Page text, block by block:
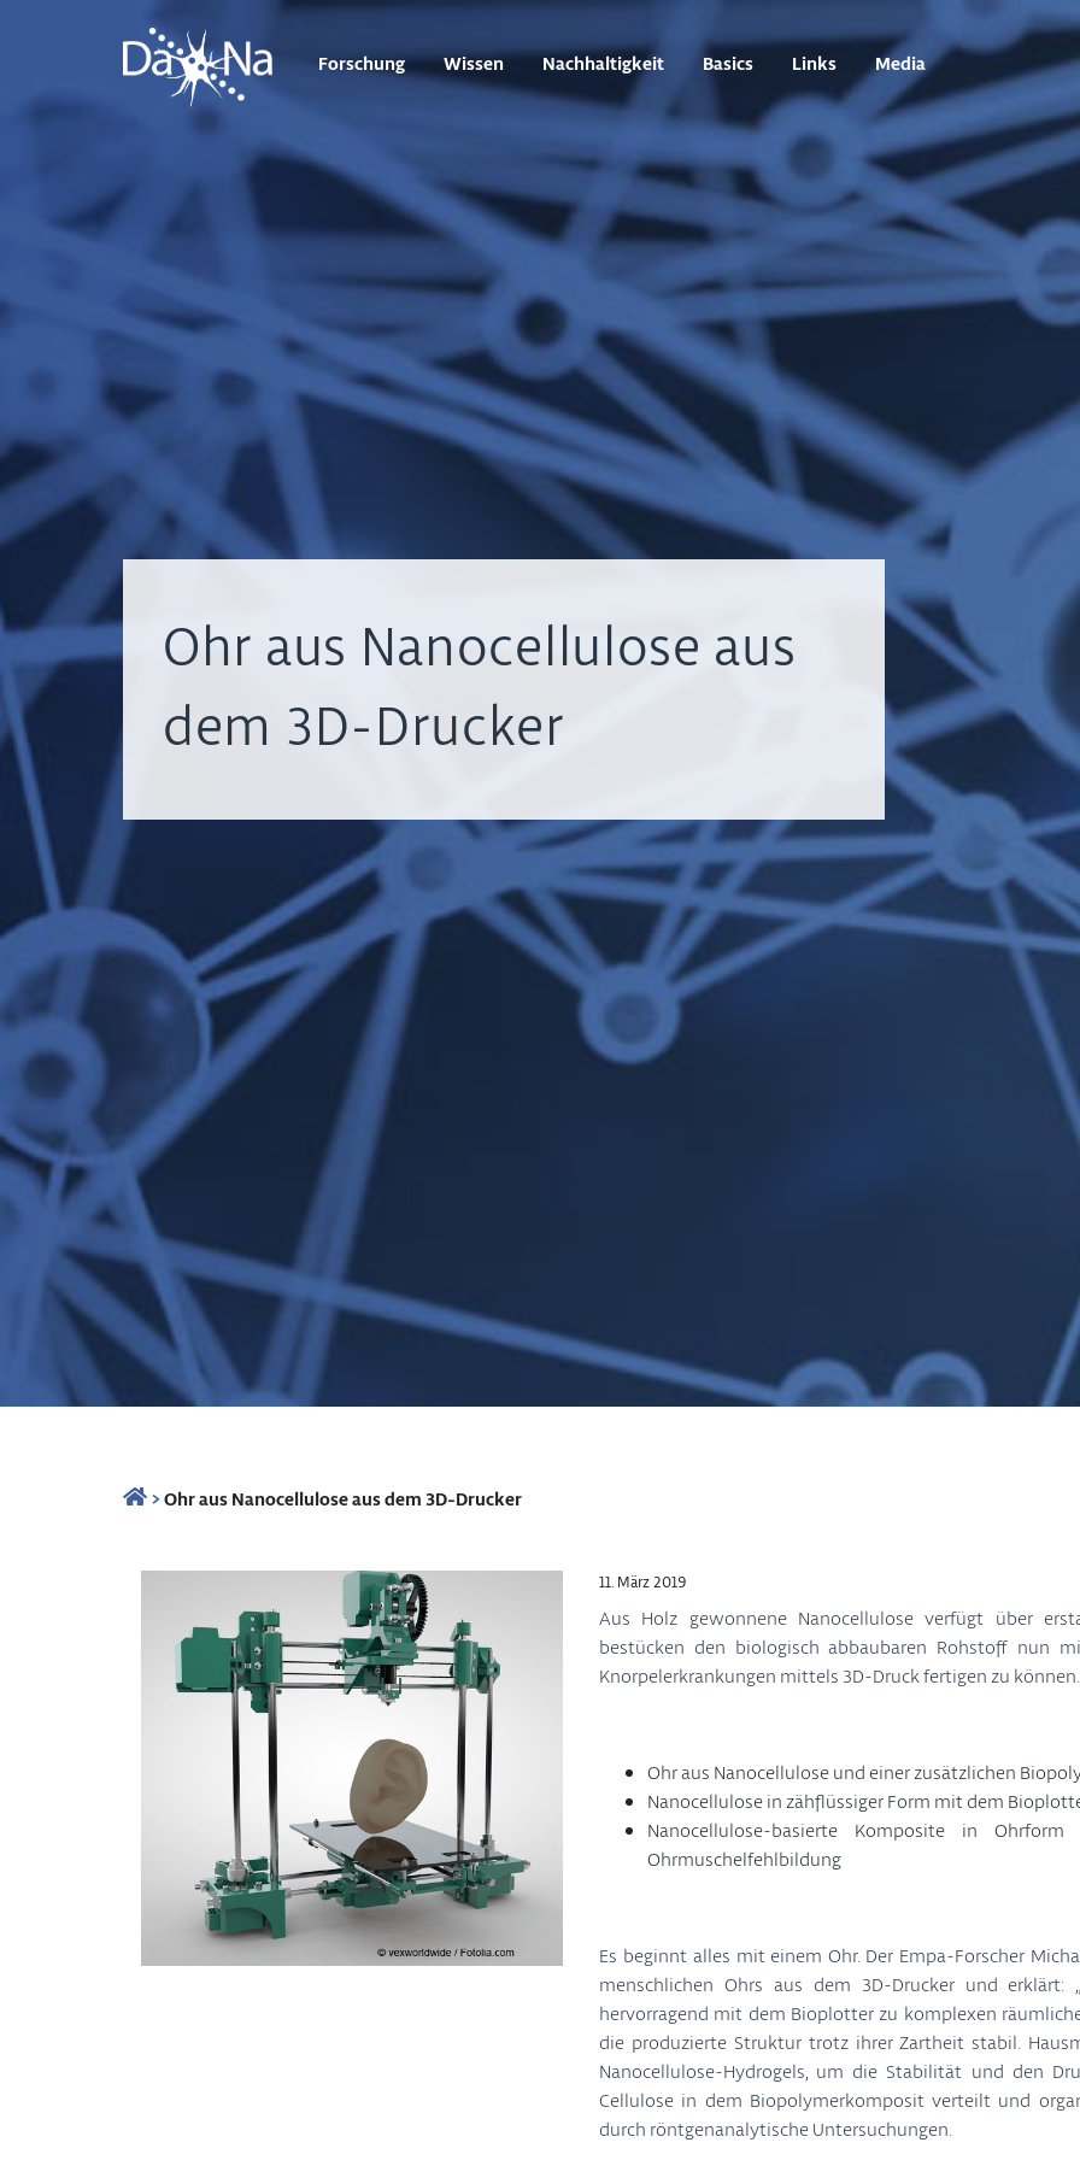
Forschung Wissen Nachhaltigkeit Basics Links Media
Ohr aus Nanocellulose aus
dem 3D-Drucker
>Ohr aus Nanocellulose aus dem 3D-Drucker
11. März 2019
Aus Holz gewonnene Nanocellulose verfügt über
bestücken den biologisch abbaubaren Rohstoff nun
Knorpelerkrankungen mittels 3D-Druck fertigen zu können.
Ohr aus Nanocellulose und einer zusätzlichen
Nanocellulose in zähflüssiger Form mit dem
Nanocellulose-basierte Komposite in
Ohrmuschelfehlbildung
Es beginnt alles mit einem Ohr. Der Empa-Forscher
menschlichen Ohrs aus dem 3D-Drucker und erklärt:
hervorragend mit dem Bioplotter zu komplexen
die produzierte Struktur trotz ihrer Zartheit stabil.
Nanocellulose-Hydrogels, um die Stabilität und den
Cellulose in dem Biopolymerkomposit verteilt und
durch röntgenanalytische Untersuchungen.